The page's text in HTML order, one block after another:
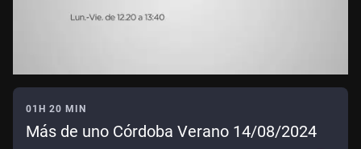
01H 20 MIN
Más de uno Córdoba Verano 14/08/2024